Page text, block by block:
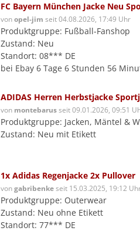
FC Bayern München Jacke Neu
vonopel-jim seit 04.08.2026, 17:49 Uhr
Produktgruppe: Fußball-Fanshop
Zustand: Neu
Standort: 08*** DE
bei Ebay 6 Tage 6 Stunden 56
ADIDAS Herren Herbstjacke
von montebarusseit 09.01.2026, 09:51
Produktgruppe: Jacken, Mäntel &
Zustand: Neu mit Etikett
1x Adidas Regenjacke 2x Pullover
vongabribenkeseit 15.03.2025, 19:12
Produktgruppe: Outerwear
Zustand: Neu ohne Etikett
Standort: 77*** DE